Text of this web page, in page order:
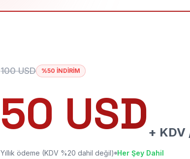
100 USD %50 İNDİRİM
50 USD + KDV
Yıllık ödeme (KDV %20 dahil değil) Her Şey Dahil